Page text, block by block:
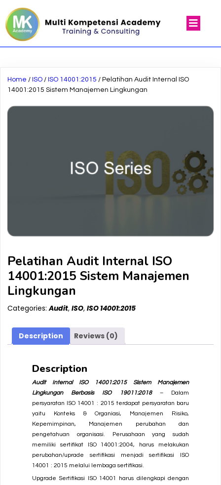
Home / ISO / ISO 14001:2015 / Pelatihan Audit Internal ISO
14001:2015 Sistem Manajemen Lingkungan
Pelatihan Audit Internal ISO
14001:2015 Sistem Manajemen
Lingkungan
Categories:Audit, ISO, ISO 14001:2015
Description Reviews (0)
Description
Audit Internal ISO 14001:2015 Sistem Manajemen
Lingkungan Berbasis ISO 19011:2018
– Dalam
persyaratan
ISO 14001 : 2015 terdapat persyaratan baru
yaitu Konteks & Organiasi, Manajemen Risiko,
Kepemimpinan, Manajemen perubahan dan
pengetahuan organisasi. Perusahaan yang sudah
memiliki sertifikat ISO 14001:2004, harus melakukan
perubahan/uprade sertifikasi menjadi sertifikasi
ISO
14001 : 2015 melalui lembaga sertifikasi.
Upgrade Sertifikasi ISO 14001 harus dilengkapi dengan